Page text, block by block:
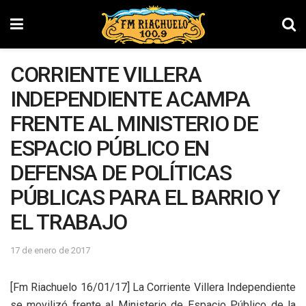
CORRIENTE VILLERA
INDEPENDIENTE ACAMPA
FRENTE AL MINISTERIO DE
ESPACIO PÚBLICO EN
DEFENSA DE POLÍTICAS
PÚBLICAS PARA EL BARRIO Y
EL TRABAJO
17 de enero de 2017
[Fm Riachuelo 16/01/17] La Corriente Villera Independiente